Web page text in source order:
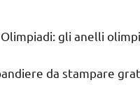
gli anelli
da stampare